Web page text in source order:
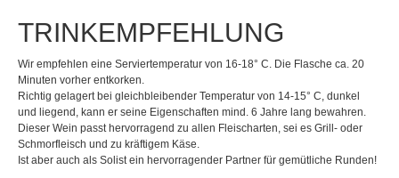
TRINKEMPFEHLUNG
Wir empfehlen eine Serviertemperatur von 16-18° C. Die Flasche ca. 20
Minuten vorher entkorken.
Richtig gelagert bei gleichbleibender Temperatur von 14-15° C, dunkel
und liegend, kann er seine Eigenschaften mind. 6 Jahre lang bewahren.
Dieser Wein passt hervorragend zu allen Fleischarten, sei es Grill- oder
Schmorfleisch und zu kräftigem Käse.
Ist aber auch als Solist ein hervorragender Partner für gemütliche Runden!